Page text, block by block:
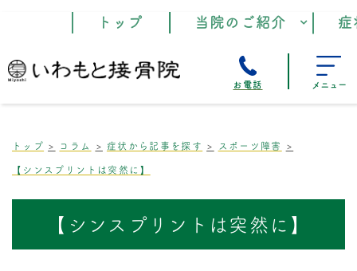
トップ 当院のご紹介
お電話 メニュー
トップ コラム 症状から記事を探す
スポーツ障害
【シンスプリントは突然に】
【シンスプリントは突然に】